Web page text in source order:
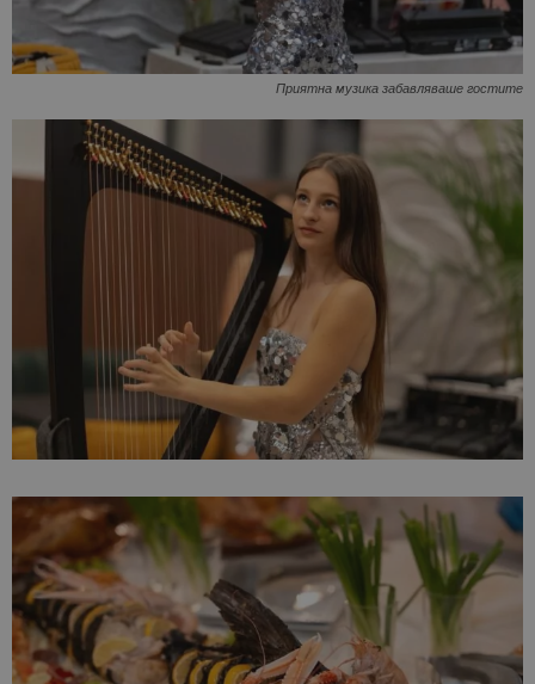
Приятна музика забавляваше гостите